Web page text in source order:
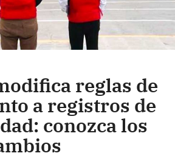
reglas de
a registros de
conozca los